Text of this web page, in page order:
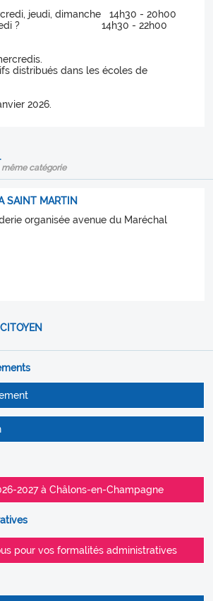
jeudi, dimanche 14h30 - 20h00
? 14h30 - 22h00
distribués dans les écoles de
2026.
catégorie
SAINT MARTIN
organisée avenue du Maréchal
2027 à Châlons-en-Champagne
pour vos formalités administratives